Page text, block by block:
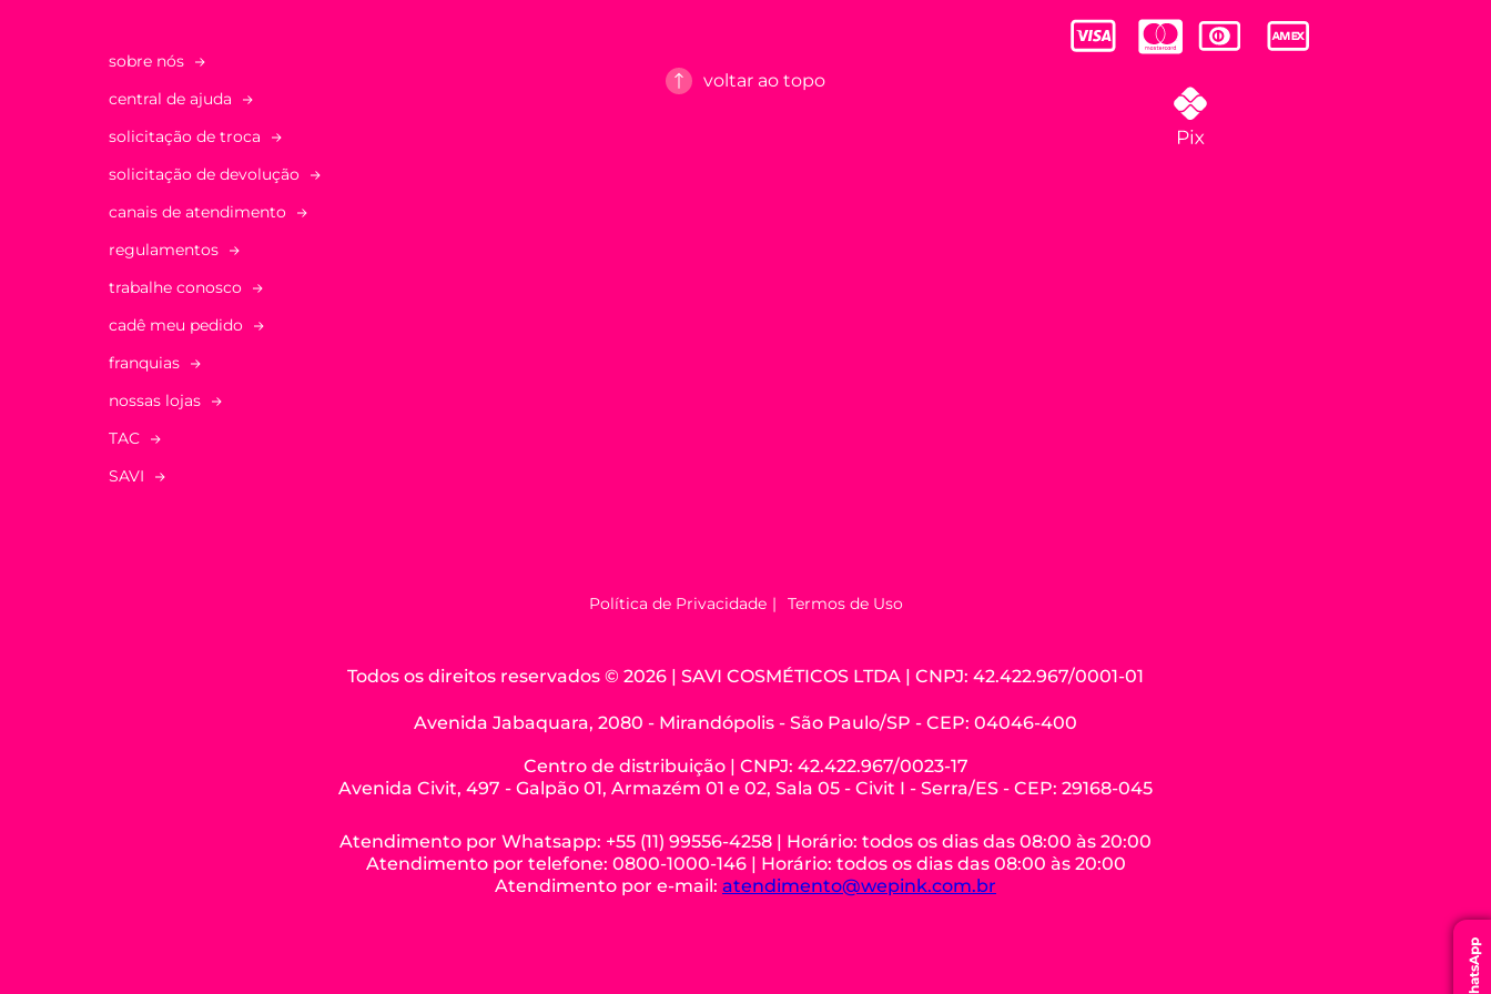
sobre nós
central de ajuda
solicitação de troca
solicitação de devolução
canais de atendimento
regulamentos
trabalhe conosco
cadê meu pedido
franquias
nossas lojas
TAC
SAVI
voltar ao topo
Política de Privacidade Termos de Uso
Todos os direitos reservados © 2026 | SAVI COSMÉTICOS LTDA | CNPJ: 42.422.967/0001-01
Avenida Jabaquara, 2080 - Mirandópolis - São Paulo/SP - CEP: 04046-400
Centro de distribuição | CNPJ: 42.422.967/0023-17
Avenida Civit, 497 - Galpão 01, Armazém 01 e 02, Sala 05 - Civit I - Serra/ES - CEP: 29168-045
Atendimento por Whatsapp: +55 (11) 99556-4258 | Horário: todos os dias das 08:00 às 20:00
Atendimento por telefone: 0800-1000-146 | Horário: todos os dias das 08:00 às 20:00
Atendimento por e-mail: atendimento@wepink.com.br
WhatsApp